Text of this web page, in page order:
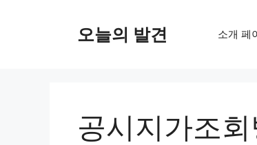
오늘의 발견 소개 페
공시지가조회